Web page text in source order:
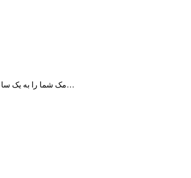
My Alarm Clock مک شما را به یک ساعت آلارک که با موسیقی مورد…